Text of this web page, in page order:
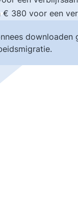
€ 380 voor een
downloaden